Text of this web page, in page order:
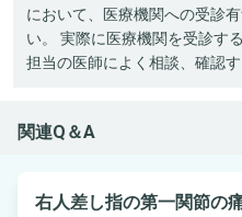
において、医療機関への受診
い。 実際に医療機関を受診す
担当の医師によく相談、確認
関連Q＆A
右人差し指の第一関節の